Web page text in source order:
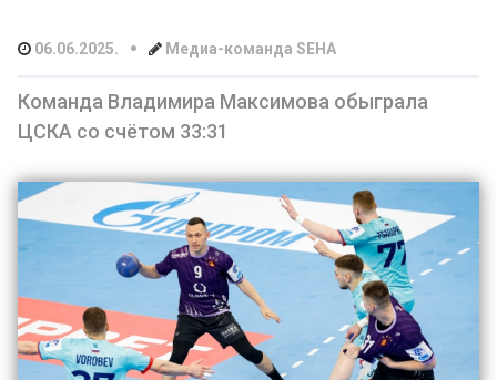
06.06.2025. • Медиа-команда SEHA
Команда Владимира Максимова обыграла
ЦСКА со счётом 33:31